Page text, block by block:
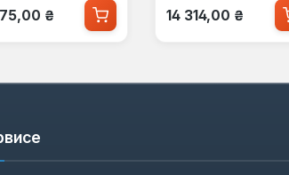
цена:
₴ Обычная цена:
14 314,00 ₴